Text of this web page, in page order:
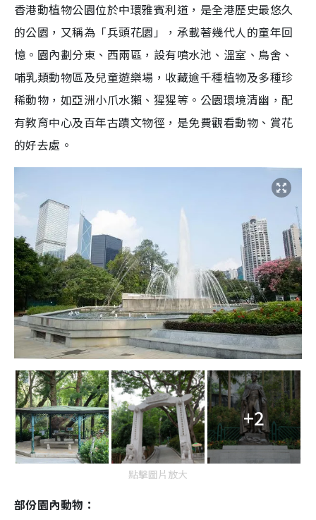
香港動植物公園位於中環雅賓利道，是全港歷史最悠久
的公園，又稱為「兵頭花園」，承載著幾代人的童年回
憶。園內劃分東、西兩區，設有噴水池、溫室、鳥舍、
哺乳類動物區及兒童遊樂場，收藏逾千種植物及多種珍
稀動物，如亞洲小爪水獺、猩猩等。公園環境清幽，配
有教育中心及百年古蹟文物徑，是免費觀看動物、賞花
的好去處。
+2
點擊圖片放大
部份園內動物：